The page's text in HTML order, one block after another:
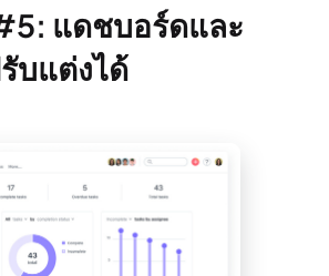
แดชบอร์ดและ
บแต่งได้